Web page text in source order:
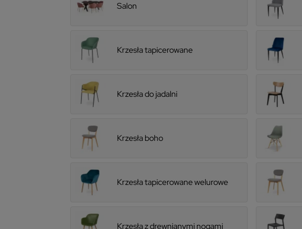
Salon
Krzesła tapicerowane
Krzesła do jadalni
Krzesła boho
Krzesła tapicerowane welurowe
Krzesła z drewnianymi nogami